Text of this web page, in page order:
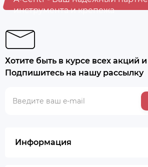
инструмента и крепежа
Хотите быть в курсе всех акций
Подпишитесь на нашу рассылку
Информация